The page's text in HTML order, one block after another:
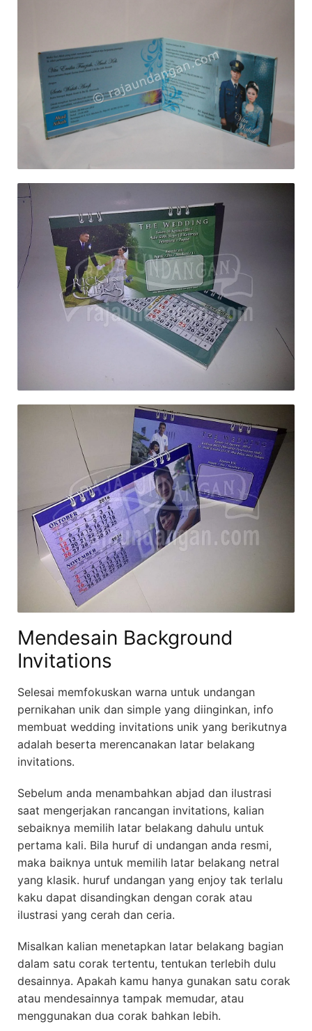
Mendesain Background
Invitations
Selesai memfokuskan warna untuk undangan
pernikahan unik dan simple yang diinginkan, info
membuat wedding invitations unik yang berikutnya
adalah beserta merencanakan latar belakang
invitations.
Sebelum anda menambahkan abjad dan ilustrasi
saat mengerjakan rancangan invitations, kalian
sebaiknya memilih latar belakang dahulu untuk
pertama kali. Bila huruf di undangan anda resmi,
maka baiknya untuk memilih latar belakang netral
yang klasik. huruf undangan yang enjoy tak terlalu
kaku dapat disandingkan dengan corak atau
ilustrasi yang cerah dan ceria.
Misalkan kalian menetapkan latar belakang bagian
dalam satu corak tertentu, tentukan terlebih dulu
desainnya. Apakah kamu hanya gunakan satu corak
atau mendesainnya tampak memudar, atau
menggunakan dua corak bahkan lebih.